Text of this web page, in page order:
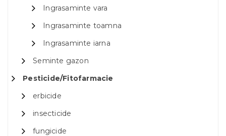
Ingrasaminte vara
Ingrasaminte toamna
Ingrasaminte iarna
Seminte gazon
Pesticide/Fitofarmacie
erbicide
insecticide
fungicide